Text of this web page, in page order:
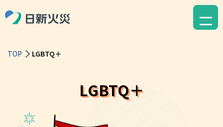
キャリア入社者の活躍支援
TOP LGBTQ＋
LGBTQ＋